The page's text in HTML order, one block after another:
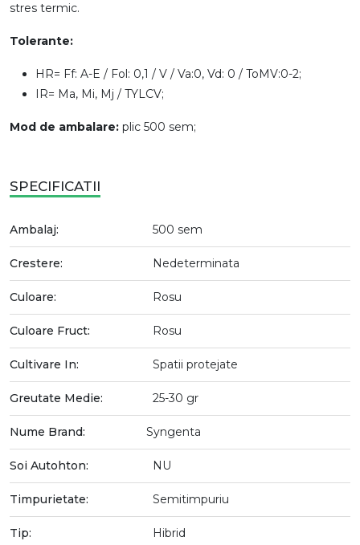
stres termic.
Tolerante:
HR= Ff: A-E / Fol: 0,1 / V / Va:0, Vd: 0 / ToMV:0-2;
IR= Ma, Mi, Mj / TYLCV;
Mod de ambalare: plic 500 sem;
SPECIFICATII
Ambalaj: 500 sem
Crestere: Nedeterminata
Culoare: Rosu
Culoare Fruct: Rosu
Cultivare In: Spatii protejate
Greutate Medie: 25-30 gr
Nume Brand: Syngenta
Soi Autohton: NU
Timpurietate: Semitimpuriu
Tip: Hibrid